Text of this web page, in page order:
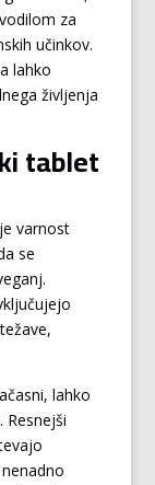
za
učinkov.
lahko
življenja
tablet
varnost
se
lahko
Resnejši